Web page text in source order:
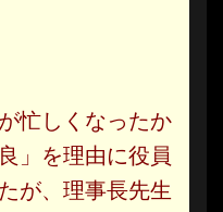
忙しくなったか
」を理由に役員
が、理事長先生